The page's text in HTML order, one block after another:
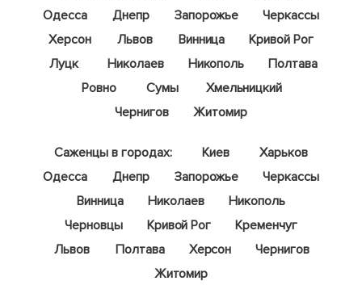
Одесса
Днепр Запорожье
Черкассы
Херсон
Львов Винница
Кривой Рог
Луцк
Николаев Никополь
Полтава
Ровно
Сумы
Хмельницкий
Чернигов
Житомир
Саженцы в городах: Киев
Харьков
Одесса
Днепр Запорожье
Черкассы
Винница
Николаев
Никополь
Черновцы
Кривой Рог
Кременчуг
Львов
Полтава Херсон
Чернигов
Житомир